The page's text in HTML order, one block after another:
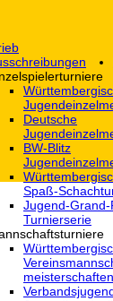
Deutsche
BW-Blitz
Spaß-
Jugend-Grand-
Turnierserie
meisterschaften